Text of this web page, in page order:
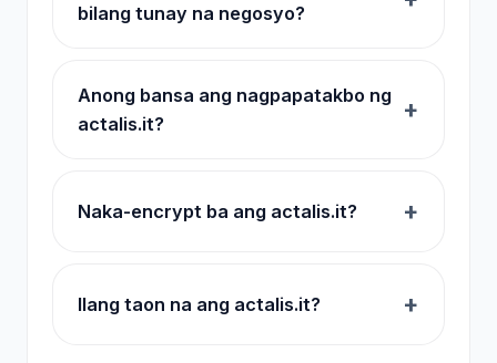
bilang tunay na negosyo?
Anong bansa ang nagpapatakbo ng
actalis.it?
Naka-encrypt ba ang actalis.it?
Ilang taon na ang actalis.it?